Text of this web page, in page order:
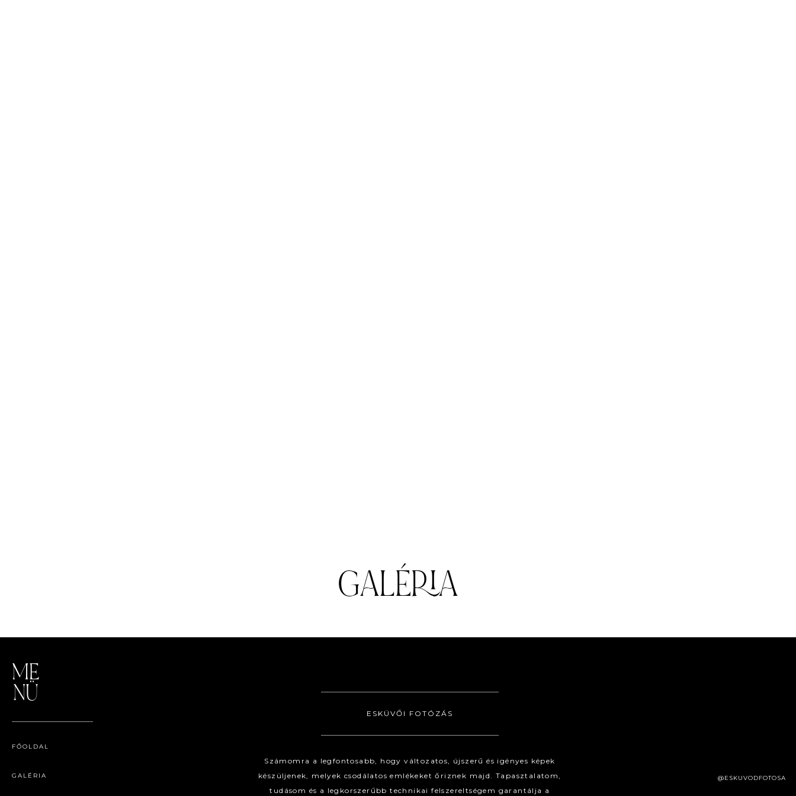
GALÉRIA
ME
NÜ
FŐOLDAL
GALÉRIA
ESKÜVŐI FOTÓZÁS
Számomra a legfontosabb, hogy változatos, újszerű és igényes képek
készüljenek, melyek csodálatos emlékeket őriznek majd. Tapasztalatom,
tudásom és a legkorszerűbb technikai felszereltségem garantálja a
@ESKUVODFOTOSA